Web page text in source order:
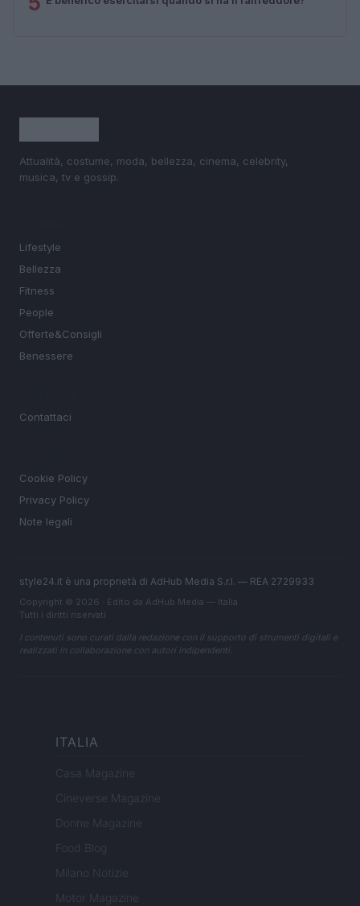
Attualità, costume, moda, bellezza, cinema, celebrity,
musica, tv e gossip.
Lifestyle
Bellezza
Fitness
People
Offerte&Consigli
Benessere
Contattaci
Cookie Policy
Privacy Policy
Note legali
style24.it è una proprietà di AdHub Media S.r.l. — REA 2729933
Copyright © 2026 · Edito da AdHub Media — Italia
Tutti i diritti riservati
I contenuti sono curati dalla redazione con il supporto di strumenti digitali e
realizzati in collaborazione con autori indipendenti.
ITALIA
Casa Magazine
Cineverse Magazine
Donne Magazine
Food Blog
Milano Notizie
Motor Magazine